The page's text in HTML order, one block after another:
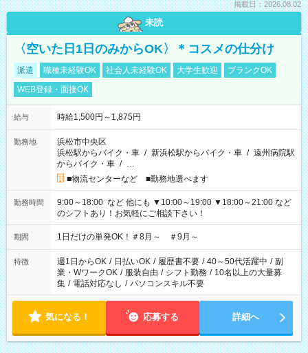
掲載日：2026.08.02
未読
〈空いた日1日のみからOK〉＊コスメの仕分け
派遣 職種未経験OK 社会人未経験OK 大学生歓迎
ブランクOK
WEB登録・面接OK
給与 時給1,500円～1,875円
勤務地
浜松市中央区
浜松駅からバイク・車 / 新浜松駅からバイク・車 / 遠州病院駅
からバイク・車 / …
■物流センターなど ■勤務地選べます
勤務時間
9:00～18:00 など 他にも ▼10:00～19:00 ▼18:00～21:00 など
のシフトあり！お気軽にご相談下さい！
期間 1日だけの単発OK！＃8月～ ＃9月～
特徴 週1日からOK / 日払いOK / 履歴書不要 / 40～50代活躍中 / 副
業・WワークOK / 服装自由 / シフト勤務 / 10名以上の大量募
集 / 電話対応なし / パソコンスキル不要
気になる！ 応募する 詳細へ